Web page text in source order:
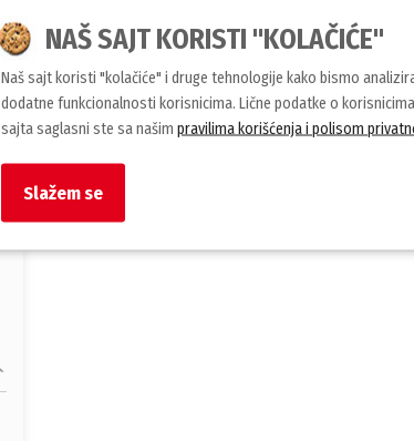
NAŠ SAJT KORISTI "KOLAČIĆE"
Naš sajt koristi "kolačiće" i druge tehnologije kako bismo
dodatne funkcionalnosti korisnicima. Lične podatke o
sajta saglasni ste sa našim pravilima korišćenja i polisom
Slažem se